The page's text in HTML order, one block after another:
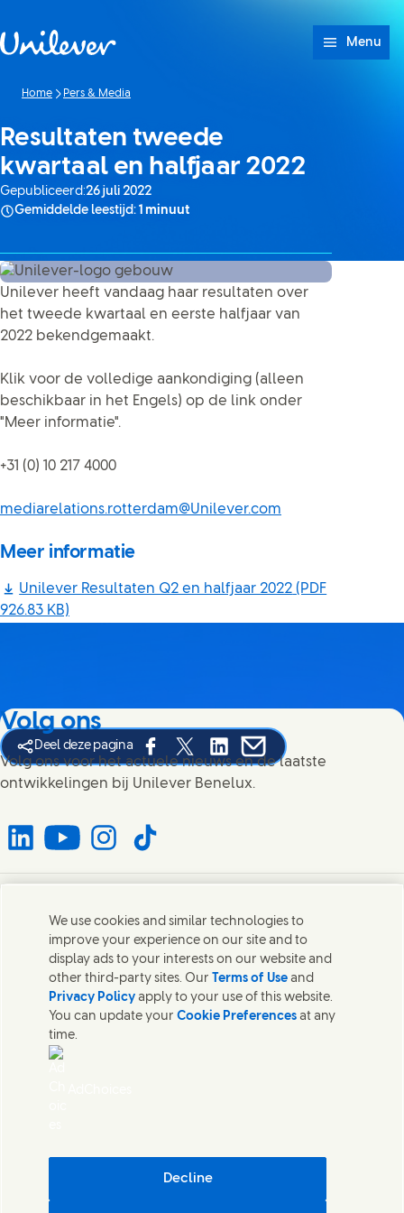
Menu
Home Pers & Media
Resultaten tweede
kwartaal en halfjaar 2022
Gepubliceerd:26 juli 2022
Gemiddelde leestijd: 1 minuut
Unilever heeft vandaag haar resultaten over
het tweede kwartaal en eerste halfjaar van
2022 bekendgemaakt.
Klik voor de volledige aankondiging (alleen
beschikbaar in het Engels) op de link onder
"Meer informatie".
+31 (0) 10 217 4000
mediarelations.rotterdam@Unilever.com
Meer informatie
Unilever Resultaten Q2 en halfjaar 2022 (PDF
926.83 KB)
Deel deze pagina
Share this page on Facebook
Share this page on X
Share this page on Linked In
Share this page on E-
Volg ons
Volg ons voor het actuele nieuws en de laatste
ontwikkelingen bij Unilever Benelux.
with us on LinkedIn
Connect with us on YouTube
Connect with us on Instagram
Connect with us on TikTok
Contact
Neem contact op met Unilever en onze teams.
Contact ons
Wat zit er in onze producten?
Algemene voorwaarden
We use cookies and similar technologies to
improve your experience on our site and to
display ads to your interests on our website and
other third-party sites. Our Terms of Use and
Privacy Policy apply to your use of this website.
You can update yourCookie Preferences at any
time.
Decline